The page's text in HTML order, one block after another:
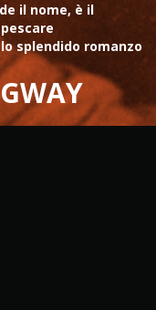
il nome, è il
splendido romanzo